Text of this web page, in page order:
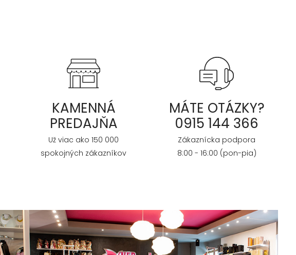
KAMENNÁ
PREDAJŇA
Už viac ako 150 000
spokojných zákazníkov
MÁTE OTÁZKY?
0915 144 366
Zákaznícka podpora
8:00 - 16:00 (pon-pia)